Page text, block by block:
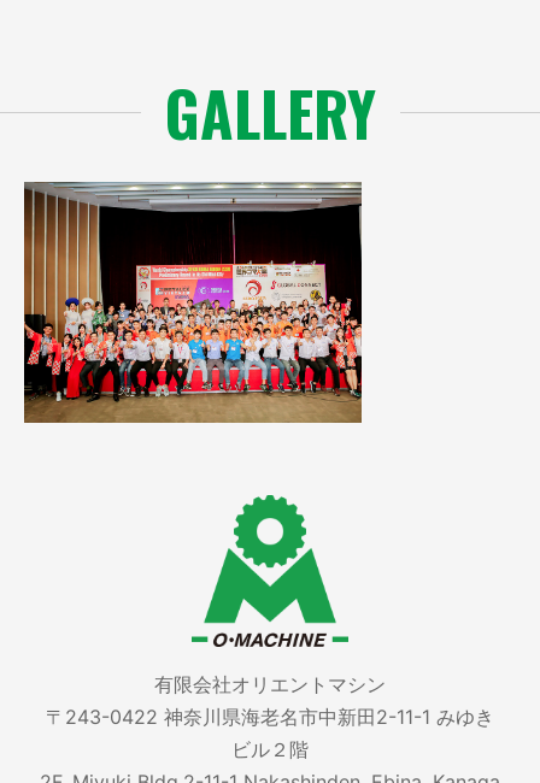
GALLERY
有限会社オリエントマシン
〒243-0422 神奈川県海老名市中新田2-11-1 みゆき
ビル２階